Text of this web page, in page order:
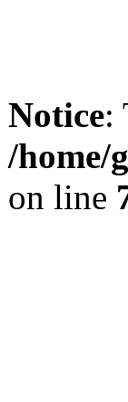
Notice:
/home/
on line